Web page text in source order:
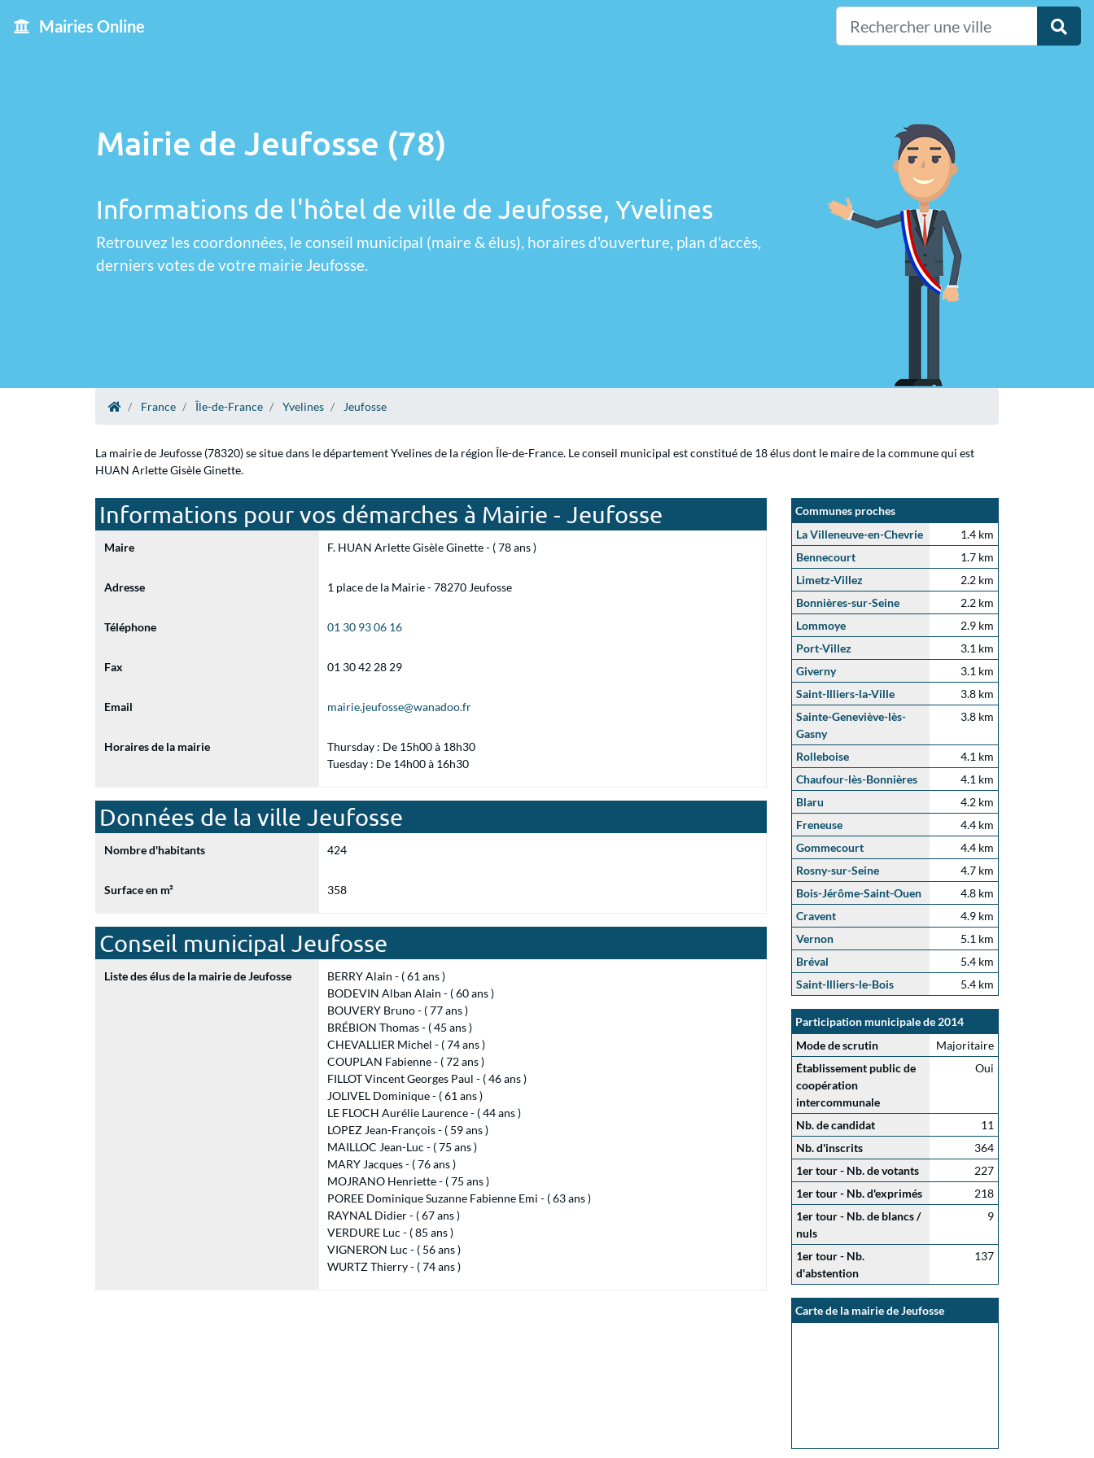
Mairies Online
Mairie de Jeufosse (78)
Informations de l'hôtel de ville de Jeufosse, Yvelines
Retrouvez les coordonnées, le conseil municipal (maire & élus), horaires d'ouverture, plan d'accès,
derniers votes de votre mairie Jeufosse.
France Île-de-France Yvelines Jeufosse
La mairie de Jeufosse (78320) se situe dans le département Yvelines de la région Île-de-France. Le conseil municipal est constitué de 18 élus dont le maire de la commune qui est
HUAN Arlette Gisèle Ginette.
Informations pour vos démarches à Mairie - Jeufosse
Maire F. HUAN Arlette Gisèle Ginette - ( 78 ans )
Adresse 1 place de la Mairie - 78270 Jeufosse
Téléphone 01 30 93 06 16
Fax 01 30 42 28 29
Email mairie.jeufosse@wanadoo.fr
Horaires de la mairie
Thursday : De 15h00 à 18h30
Tuesday : De 14h00 à 16h30
Données de la ville Jeufosse
Nombre d'habitants 424
Surface en m² 358
Conseil municipal Jeufosse
Liste des élus de la mairie de Jeufosse
BERRY Alain - ( 61 ans )
BODEVIN Alban Alain - ( 60 ans )
BOUVERY Bruno - ( 77 ans )
BRÉBION Thomas - ( 45 ans )
CHEVALLIER Michel - ( 74 ans )
COUPLAN Fabienne - ( 72 ans )
FILLOT Vincent Georges Paul - ( 46 ans )
JOLIVEL Dominique - ( 61 ans )
LE FLOCH Aurélie Laurence - ( 44 ans )
LOPEZ Jean-François - ( 59 ans )
MAILLOC Jean-Luc - ( 75 ans )
MARY Jacques - ( 76 ans )
MOJRANO Henriette - ( 75 ans )
POREE Dominique Suzanne Fabienne Emi - ( 63 ans )
RAYNAL Didier - ( 67 ans )
VERDURE Luc - ( 85 ans )
VIGNERON Luc - ( 56 ans )
WURTZ Thierry - ( 74 ans )
Communes proches
La Villeneuve-en-Chevrie
1.4 km
Bennecourt
1.7 km
Limetz-Villez
2.2 km
Bonnières-sur-Seine
2.2 km
Lommoye
2.9 km
Port-Villez
3.1 km
Giverny
3.1 km
Saint-Illiers-la-Ville
3.8 km
Sainte-Geneviève-lès-
Gasny
3.8 km
Rolleboise
4.1 km
Chaufour-lès-Bonnières
4.1 km
Blaru
4.2 km
Freneuse
4.4 km
Gommecourt
4.4 km
Rosny-sur-Seine
4.7 km
Bois-Jérôme-Saint-Ouen
4.8 km
Cravent
4.9 km
Vernon
5.1 km
Bréval
5.4 km
Saint-Illiers-le-Bois
5.4 km
Participation municipale de 2014
Mode de scrutin
Majoritaire
Établissement public de
coopération
intercommunale
Oui
Nb. de candidat
11
Nb. d'inscrits
364
1er tour - Nb. de votants
227
1er tour - Nb. d'exprimés
218
1er tour - Nb. de blancs /
nuls
9
1er tour - Nb.
d'abstention
137
Carte de la mairie de Jeufosse